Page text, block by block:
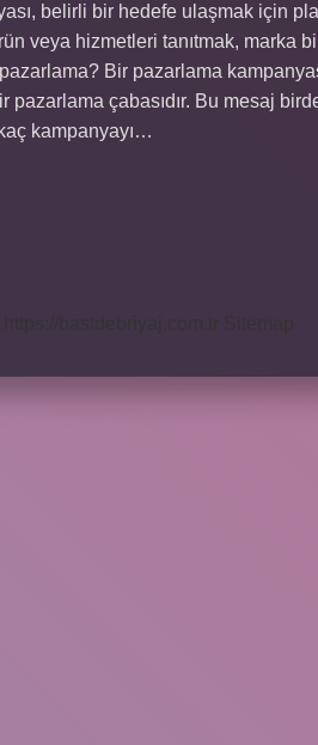
belirli bir hedefe ulaşmak için
veya hizmetleri tanıtmak, marka
pazarlama? Bir pazarlama
çabasıdır. Bu mesaj
kampanyayı…